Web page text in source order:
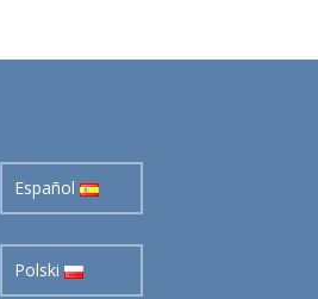
Español
Polski